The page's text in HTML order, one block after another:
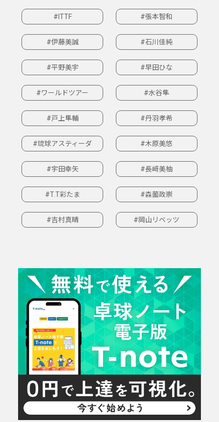
#ITTF #張本智和
#伊藤美誠 #石川佳純
#平野美宇 #早田ひな
#ワールドツアー #水谷隼
#戸上隼輔 #丹羽孝希
#琉球アスティーダ #木原美悠
#宇田幸矢 #長﨑美柚
#T.T彩たま #森薗政崇
#吉村真晴 #岡山リベッツ